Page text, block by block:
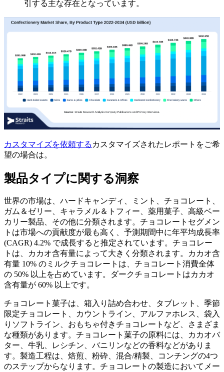
引する主な存在となっています。
カスタマイズを依頼する カスタマイズされたレポートをご希
望の場合は。
製品タイプに関する洞察
世界の市場は、ハードキャンディ、ミント、チョコレート、
ガム＆ゼリー、キャラメル＆トフィー、薬用菓子、高級ベー
カリー製品、その他に分類されます。チョコレートセグメン
トは市場への貢献度が最も高く、予測期間中に年平均成長率
(CAGR) 4.2% で成長すると推定されています。チョコレー
トは、カカオ含有量によって大きく分類されます。カカオ含
有量 10% のミルクチョコレートは、チョコレート消費全体
の 50% 以上を占めています。ダークチョコレートはカカオ
含有量が 60% 以上です。
チョコレート菓子は、箱入り詰め合わせ、タブレット、季節
限定チョコレート、カウントライン、アルファホレス、袋入
りソフトライン、おもちゃ付きチョコレートなど、さまざま
な種類があります。チョコレート菓子の原料には、カカオバ
ター、牛乳、レシチン、バニリンなどの香料などがありま
す。製造工程は、焙煎、粉砕、混合/精製、コンチングの4つ
のステップからなります。チョコレートの製造においてメー